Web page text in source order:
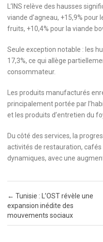
L’INS relève des hausses
viande d’agneau, +15,9% pour
fruits, +10,4% pour la viande
Seule exception notable : les
17,3%, ce qui allège
consommateur.
Les produits manufacturés
principalement portée par
et les produits d’entretien du
Du côté des services, la
activités de restauration,
dynamiques, avec une
Post navigation
← Tunisie : L’OST révèle une
expansion inédite des
mouvements sociaux